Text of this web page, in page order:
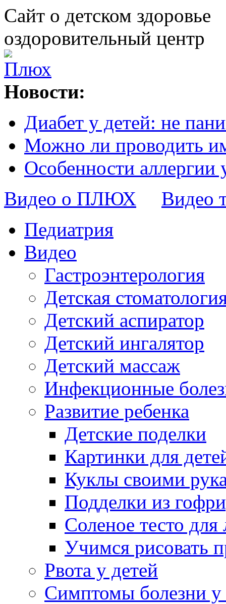
Сайт о детском здоровье
оздоровительный центр
Новости:
Диабет у детей: не
Можно ли проводить
Особенности аллергии
Видео о ПЛЮХ
Видео
Педиатрия
Видео
Гастроэнтерология
Детская
Детский аспиратор
Детский ингалятор
Детский массаж
Инфекционные
Развитие ребенка
Детские поделки
Картинки для
Куклы своими
Подделки из
Соленое тесто для
Учимся рисовать
Рвота у детей
Симптомы болезни у